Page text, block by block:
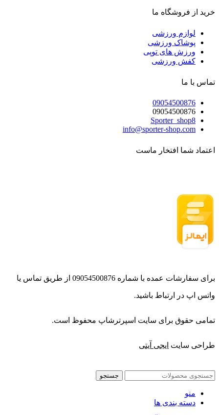
خرید از فروشگاه ما
لوازم ورزشی
پوشاک ورزشی
ورزش های توپی
کفش ورزشی
تماس با ما
09054500876
09054500876
Sporter_shop8
info@sporter-shop.com
اعتماد شما افتخار ماست
برای سفارشات عمده با شماره 09054500876 از طریق تماس یا
واتس اپ در ارتباط باشید.
تمامی حقوق برای سایت اسپرترشاپ محفوظ است.
طراحی سایت ایجی آیتی
جستجو
منو
دسته بندی ها